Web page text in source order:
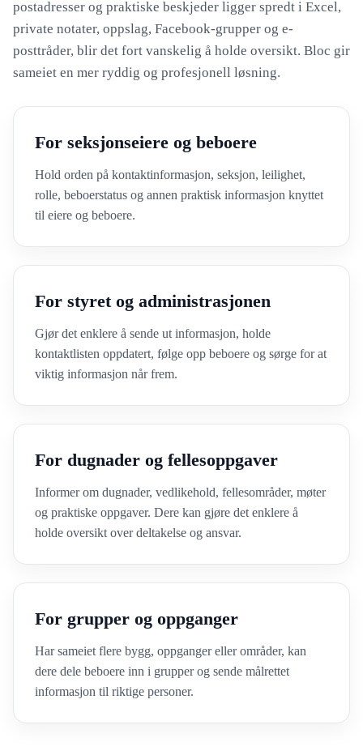
postadresser og praktiske beskjeder ligger spredt i Excel,
private notater, oppslag, Facebook-grupper og e-
posttråder, blir det fort vanskelig å holde oversikt. Bloc gir
sameiet en mer ryddig og profesjonell løsning.
For seksjonseiere og beboere
Hold orden på kontaktinformasjon, seksjon, leilighet,
rolle, beboerstatus og annen praktisk informasjon knyttet
til eiere og beboere.
For styret og administrasjonen
Gjør det enklere å sende ut informasjon, holde
kontaktlisten oppdatert, følge opp beboere og sørge for at
viktig informasjon når frem.
For dugnader og fellesoppgaver
Informer om dugnader, vedlikehold, fellesområder, møter
og praktiske oppgaver. Dere kan gjøre det enklere å
holde oversikt over deltakelse og ansvar.
For grupper og oppganger
Har sameiet flere bygg, oppganger eller områder, kan
dere dele beboere inn i grupper og sende målrettet
informasjon til riktige personer.